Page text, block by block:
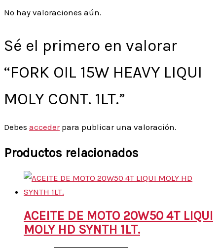
No hay valoraciones aún.
Sé el primero en valorar
“FORK OIL 15W HEAVY LIQUI
MOLY CONT. 1LT.”
Debes accederpara publicar una valoración.
Productos relacionados
ACEITE DE MOTO 20W50 4T LIQUI
MOLY HD SYNTH 1LT.